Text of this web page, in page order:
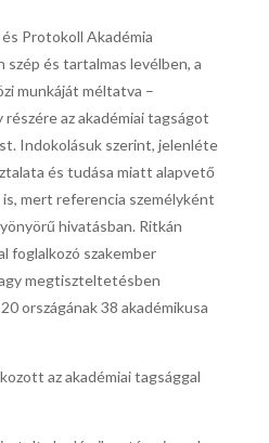
Protokoll Akadémia
és tartalmas levélben, a
munkáját méltatva –
az akadémiai tagságot
Indokolásuk szerint, jelenléte
és tudása miatt alapvető
mert referencia személyként
hivatásban. Ritkán
foglalkozó szakember
megtiszteltetésben
országának 38 akadémikusa
az akadémiai tagsággal